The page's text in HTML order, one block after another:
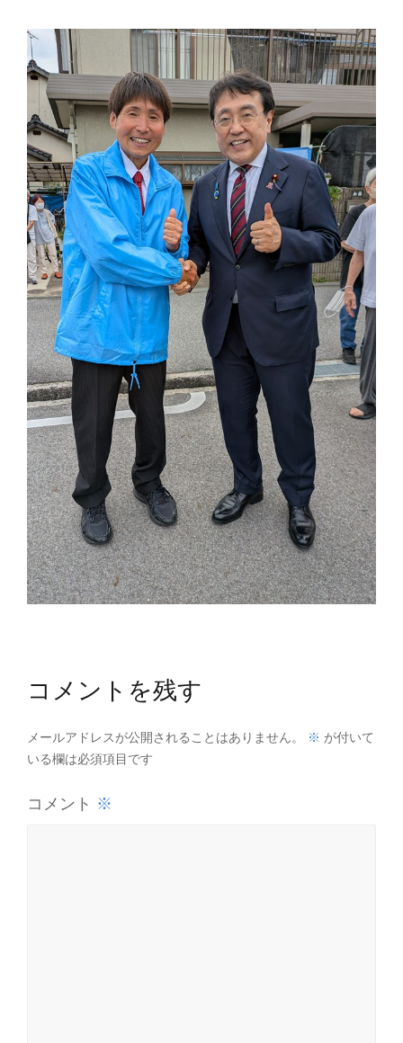
コメントを残す
メールアドレスが公開されることはありません。 ※ が付いて
いる欄は必須項目です
コメント ※